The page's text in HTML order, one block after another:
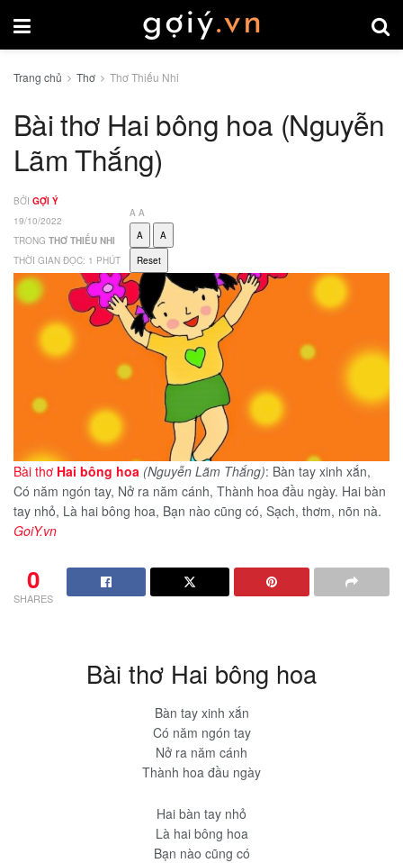
Trang chủ Thơ Thơ Thiếu Nhi
Bài thơ Hai bông hoa (Nguyễn
Lãm Thắng)
BỞI GỢI Ý
19/10/2022
TRONG THƠ THIẾU NHI
THỜI GIAN ĐỌC: 1 PHÚT
A A
A
A
Reset
Bài thơ Hai bông hoa (Nguyễn Lãm Thắng): Bàn tay xinh xắn,
Có năm ngón tay, Nở ra năm cánh, Thành hoa đầu ngày. Hai bàn
tay nhỏ, Là hai bông hoa, Bạn nào cũng có, Sạch, thơm, nõn nà.
GoiY.vn
0
SHARES
Bài thơ Hai bông hoa
Bàn tay xinh xắn
Có năm ngón tay
Nở ra năm cánh
Thành hoa đầu ngày
Hai bàn tay nhỏ
Là hai bông hoa
Bạn nào cũng có